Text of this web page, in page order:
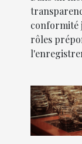
conformité
rôles